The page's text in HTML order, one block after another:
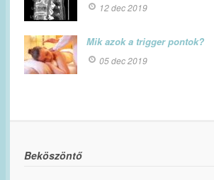
12 dec 2019
Mik azok a trigger pontok?
05 dec 2019
Beköszöntő